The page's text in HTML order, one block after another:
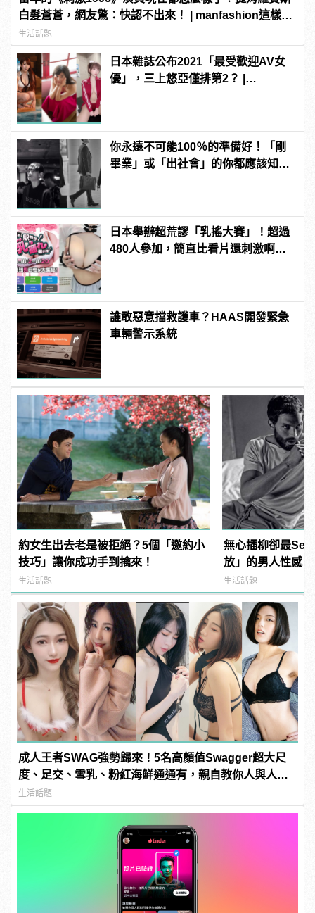
白髮蒼蒼，網友驚：快認不出來！ | manfashion這樣變
型男
生活話題
日本雜誌公布2021「最受歡迎AV女
優」，三上悠亞僅排第2？ |
你永遠不可能100％的準備好！「剛
畢業」或「出社會」的你都應該知道
日本舉辦超荒謬「乳搖大賽」！超過
480人參加，簡直比看片還刺激啊！ |
誰敢惡意擋救護車？HAAS開發緊急
車輛警示系統
約女生出去老是被拒絕？5個「邀約小
技巧」讓你成功手到擒來！
生活話題
無心插柳卻最
放」的男人性感
manfashion這樣
生活話題
成人王者SWAG強勢歸來！5名高顏值Swagger超大尺
度、足交、雪乳、粉紅海鮮通通有，親自教你人與人的
連結！ | manfashion這樣變型男
生活話題